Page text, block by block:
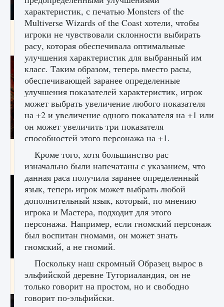
Как создавать предметы в Creatures of Ava
9 августа 2024 1 266 0 0
9 августа 2024 1 337 0 0
Как получить Thunder Egg в Stardew Valley
характеристик, с печатью Monsters of the
Multiverse Wizards of the Coast хотели, чтобы
игроки не чувствовали склонности выбирать
расу, которая обеспечивала оптимальные
улучшения характеристик для выбранный им
класс. Таким образом, теперь вместо расы,
обеспечивающей заранее определенные
улучшения показателей характеристик, игрок
может выбрать увеличение любого показателя
на +2 и увеличение одного показателя на +1 или
он может увеличить три показателя
способностей этого персонажа на +1.
Кроме того, хотя большинство рас
изначально были напечатаны с указанием, что
данная раса получила заранее определенный
язык, теперь игрок может выбрать любой
дополнительный язык, который, по мнению
игрока и Мастера, подходит для этого
персонажа. Например, если гномский персонаж
был воспитан гномами, он может знать
гномский, а не гномий.
Поскольку наш скромный Образец вырос в
эльфийской деревне Туториаландия, он не
только говорит на простом, но и свободно
говорит по-эльфийски.